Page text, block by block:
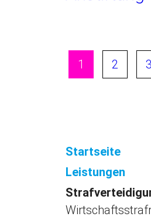
1 2 3
Startseite
Leistungen